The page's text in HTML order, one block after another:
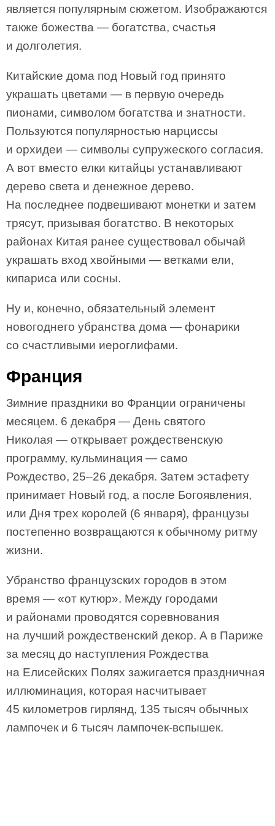
является популярным сюжетом. Изображаются
также божества — богатства, счастья
и долголетия.
Китайские дома под Новый год принято
украшать цветами — в первую очередь
пионами, символом богатства и знатности.
Пользуются популярностью нарциссы
и орхидеи — символы супружеского согласия.
А вот вместо елки китайцы устанавливают
дерево света и денежное дерево.
На последнее подвешивают монетки и затем
трясут, призывая богатство. В некоторых
районах Китая ранее существовал обычай
украшать вход хвойными — ветками ели,
кипариса или сосны.
Ну и, конечно, обязательный элемент
новогоднего убранства дома — фонарики
со счастливыми иероглифами.
Франция
Зимние праздники во Франции ограничены
месяцем. 6 декабря — День святого
Николая — открывает рождественскую
программу, кульминация — само
Рождество, 25–26 декабря. Затем эстафету
принимает Новый год, а после Богоявления,
или Дня трех королей (6 января), французы
постепенно возвращаются к обычному ритму
жизни.
Убранство французских городов в этом
время — «от кутюр». Между городами
и районами проводятся соревнования
на лучший рождественский декор. А в Париже
за месяц до наступления Рождества
на Елисейских Полях зажигается праздничная
иллюминация, которая насчитывает
45 километров гирлянд, 135 тысяч обычных
лампочек и 6 тысяч лампочек-вспышек.